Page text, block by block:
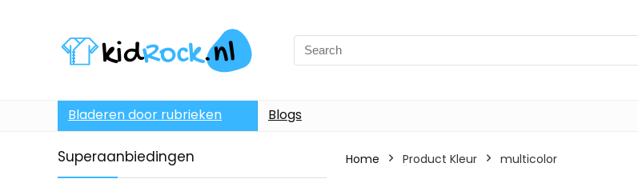
Bladeren door rubrieken Blogs
Superaanbiedingen Home Product Kleur multicolor